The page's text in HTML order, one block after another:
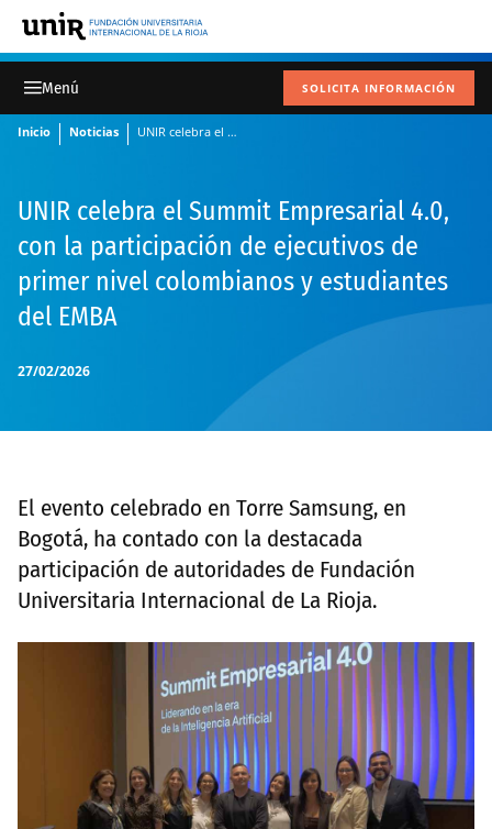
SOLICITA INFORMACIÓN
Inicio Noticias UNIR celebra el Summit Empresarial 4.0, con la participación de ejecutivos de primer nivel colombianos y estudiantes del EMBA
27/02/2026
UNIR celebra el Summit Empresarial 4.0,
con la participación de ejecutivos de
primer nivel colombianos y estudiantes
del EMBA
El evento celebrado en Torre Samsung, en
Bogotá, ha contado con la destacada
participación de autoridades de Fundación
Universitaria Internacional de La Rioja.